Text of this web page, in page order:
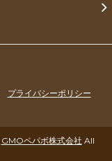
プライバシーポリシー
GMOペパボ株式会社 All